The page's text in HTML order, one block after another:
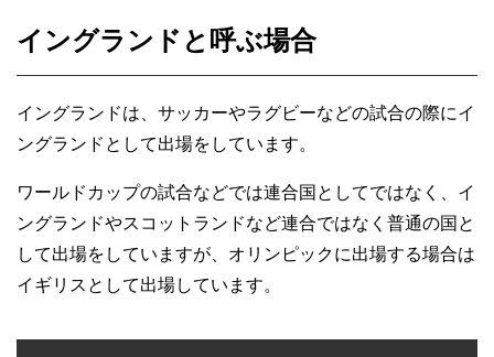
イングランドと呼ぶ場合
イングランドは、サッカーやラグビーなどの試合の際にイ
ングランドとして出場をしています。
ワールドカップの試合などでは連合国としてではなく、イ
ングランドやスコットランドなど連合ではなく普通の国と
して出場をしていますが、オリンピックに出場する場合は
イギリスとして出場しています。